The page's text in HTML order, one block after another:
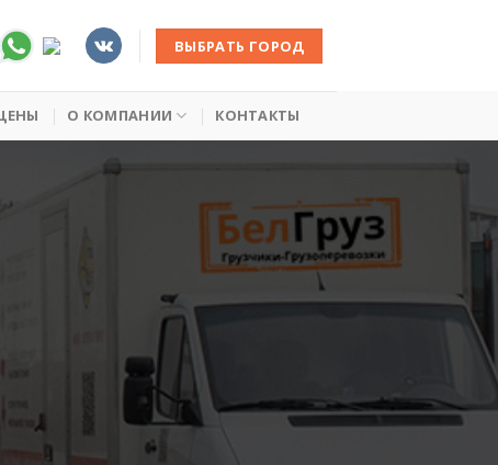
ВЫБРАТЬ ГОРОД
О КОМПАНИИ КОНТАКТЫ